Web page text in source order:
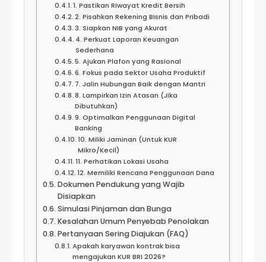
1. Pastikan Riwayat Kredit Bersih
2. Pisahkan Rekening Bisnis dan Pribadi
3. Siapkan NIB yang Akurat
4. Perkuat Laporan Keuangan
Sederhana
5. Ajukan Plafon yang Rasional
6. Fokus pada Sektor Usaha Produktif
7. Jalin Hubungan Baik dengan Mantri
8. Lampirkan Izin Atasan (Jika
Dibutuhkan)
9. Optimalkan Penggunaan Digital
Banking
10. Miliki Jaminan (Untuk KUR
Mikro/Kecil)
11. Perhatikan Lokasi Usaha
12. Memiliki Rencana Penggunaan Dana
Dokumen Pendukung yang Wajib
Disiapkan
Simulasi Pinjaman dan Bunga
Kesalahan Umum Penyebab Penolakan
Pertanyaan Sering Diajukan (FAQ)
Apakah karyawan kontrak bisa
mengajukan KUR BRI 2026?